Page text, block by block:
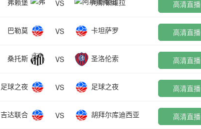
VS 高清直播
巴勒莫 VS 卡坦萨罗 高清直播
桑托斯 VS 圣洛伦索 高清直播
足球之夜 VS 足球之夜 高清直播
吉达联合 VS 胡拜尔库迪西亚 高清直播